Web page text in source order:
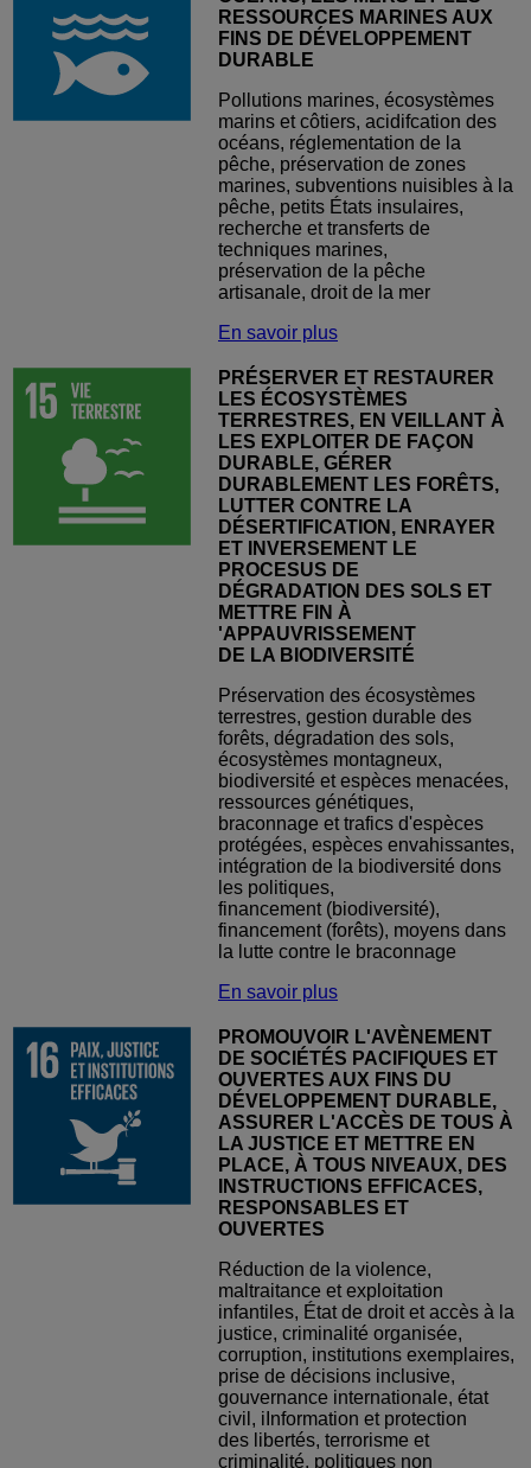
RESSOURCES MARINES AUX
FINS DE DÉVELOPPEMENT
DURABLE
Pollutions marines, écosystèmes
marins et côtiers, acidifcation des
océans, réglementation de la
pêche, préservation de zones
marines, subventions nuisibles à la
pêche, petits États insulaires,
recherche et transferts de
techniques marines,
préservation de la pêche
artisanale, droit de la mer
En savoir plus
PRÉSERVER ET RESTAURER
LES ÉCOSYSTÈMES
TERRESTRES, EN VEILLANT À
LES EXPLOITER DE FAÇON
DURABLE, GÉRER
DURABLEMENT LES FORÊTS,
LUTTER CONTRE LA
DÉSERTIFICATION, ENRAYER
ET INVERSEMENT LE
PROCESUS DE
DÉGRADATION DES SOLS ET
METTRE FIN À
'APPAUVRISSEMENT
DE LA BIODIVERSITÉ
Préservation des écosystèmes
terrestres, gestion durable des
forêts, dégradation des sols,
écosystèmes montagneux,
biodiversité et espèces menacées,
ressources génétiques,
braconnage et trafics d'espèces
protégées, espèces envahissantes,
intégration de la biodiversité dons
les politiques,
financement (biodiversité),
financement (forêts), moyens dans
la lutte contre le braconnage
En savoir plus
PROMOUVOIR L'AVÈNEMENT
DE SOCIÉTÉS PACIFIQUES ET
OUVERTES AUX FINS DU
DÉVELOPPEMENT DURABLE,
ASSURER L'ACCÈS DE TOUS À
LA JUSTICE ET METTRE EN
PLACE, À TOUS NIVEAUX, DES
INSTRUCTIONS EFFICACES,
RESPONSABLES ET
OUVERTES
Réduction de la violence,
maltraitance et exploitation
infantiles, État de droit et accès à la
justice, criminalité organisée,
corruption, institutions exemplaires,
prise de décisions inclusive,
gouvernance internationale, état
civil, iInformation et protection
des libertés, terrorisme et
criminalité, politiques non